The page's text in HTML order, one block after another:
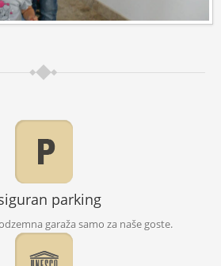
parking
garaža samo za naše goste.